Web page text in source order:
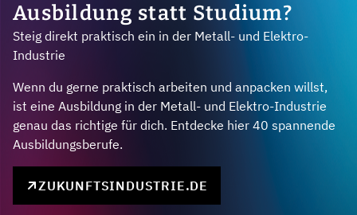
Ausbildung statt Studium?
Steig direkt praktisch ein in der Metall- und Elektro-
Industrie
Wenn du gerne praktisch arbeiten und anpacken willst,
ist eine Ausbildung in der Metall- und Elektro-Industrie
genau das richtige für dich. Entdecke hier 40 spannende
Ausbildungsberufe.
ZUKUNFTSINDUSTRIE.DE